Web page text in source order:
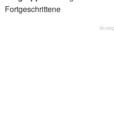
Fortgeschrittene